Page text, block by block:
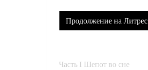
Продолжение на Литрес
Часть I Шепот во сне